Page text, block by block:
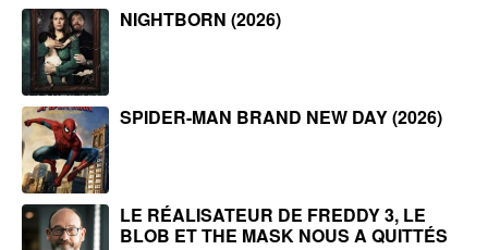
NIGHTBORN (2026)
SPIDER-MAN BRAND NEW DAY (2026)
LE RÉALISATEUR DE FREDDY 3, LE
BLOB ET THE MASK NOUS A QUITTÉS